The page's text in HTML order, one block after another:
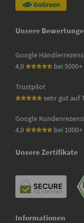
Unsere
Google
4,9
bei
Trustpilot
sehr gut auf
Google
4,9
bei
Unsere Zertifikate
Informationen